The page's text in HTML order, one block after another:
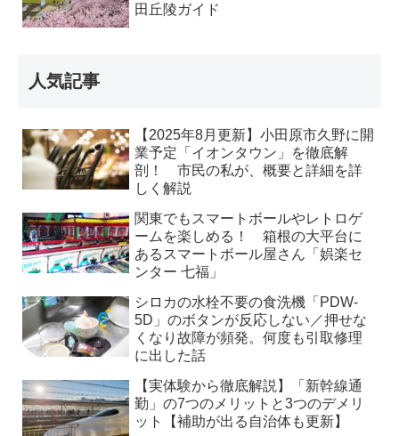
田丘陵ガイド
人気記事
【2025年8月更新】小田原市久野に開
業予定「イオンタウン」を徹底解
剖！ 市民の私が、概要と詳細を詳
しく解説
関東でもスマートボールやレトロゲ
ームを楽しめる！ 箱根の大平台に
あるスマートボール屋さん「娯楽セ
ンター 七福」
シロカの水栓不要の食洗機「PDW-
5D」のボタンが反応しない／押せな
くなり故障が頻発。何度も引取修理
に出した話
【実体験から徹底解説】「新幹線通
勤」の7つのメリットと3つのデメリ
ット【補助が出る自治体も更新】